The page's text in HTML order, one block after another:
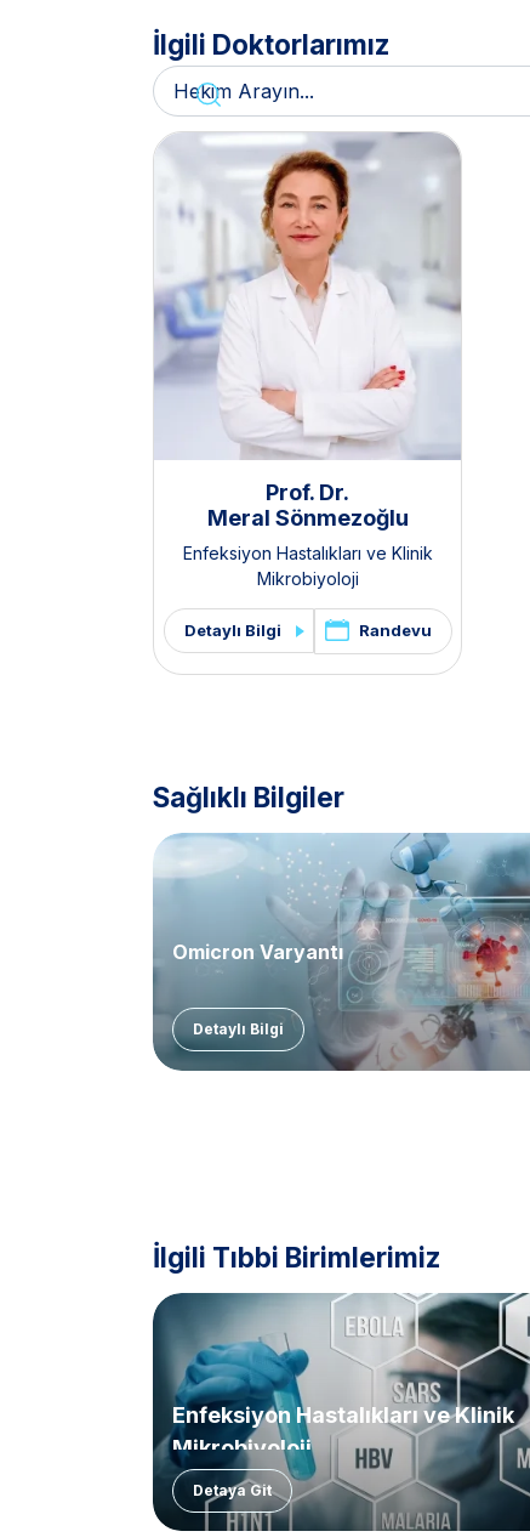
İlgili Doktorlarımız
Prof. Dr.
Meral Sönmezoğlu
Enfeksiyon Hastalıkları ve Klinik
Mikrobiyoloji
Detaylı Bilgi Randevu
Sağlıklı Bilgiler
Omicron Varyantı
Detaylı Bilgi
İlgili Tıbbi Birimlerimiz
Enfeksiyon Hastalıkları ve Klinik
Mikrobiyoloji
Detaya Git